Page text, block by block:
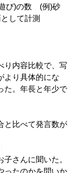
び)の数 (例)砂
して計測
り内容比較で、写
より具体的にな
た。年長と年少で
と比べて発言数が
さんに聞いた。
ったのかを問いか